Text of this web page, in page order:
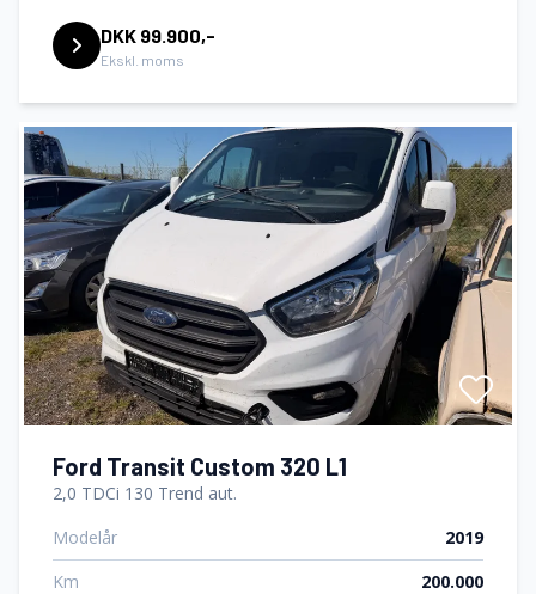
DKK 99.900,-
Ekskl. moms
Ford Transit Custom 320 L1
2,0 TDCi 130 Trend aut.
Modelår
2019
Km
200.000